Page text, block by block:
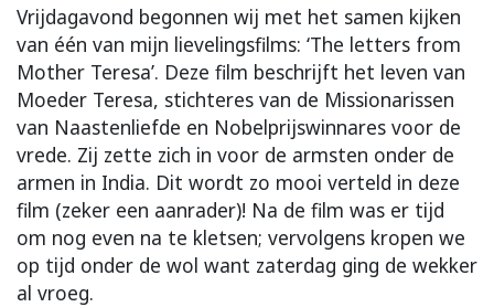
Vrijdagavond begonnen wij met het samen kijken
van één van mijn lievelingsfilms: ‘The letters from
Mother Teresa’. Deze film beschrijft het leven van
Moeder Teresa, stichteres van de Missionarissen
van Naastenliefde en Nobelprijswinnares voor de
vrede. Zij zette zich in voor de armsten onder de
armen in India. Dit wordt zo mooi verteld in deze
film (zeker een aanrader)! Na de film was er tijd
om nog even na te kletsen; vervolgens kropen we
op tijd onder de wol want zaterdag ging de wekker
al vroeg.